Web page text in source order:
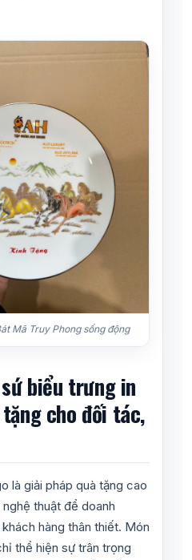
Mã Truy Phong sống động
biểu trưng in
cho đối tác,
là giải pháp quà tặng cao
thuật để doanh
hàng thân thiết. Món
thể hiện sự trân trọng